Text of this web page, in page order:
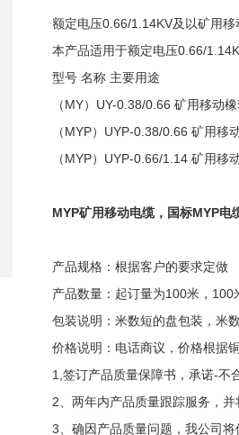
额定电压0.66/1.14KV及以矿用
本产品适用于额定电压0.66/
型号 名称 主要用途
（MY）UY-0.38/0.66 矿用移动
（MYP）UYP-0.38/0.66 矿用
（MYP）UYP-0.66/1.14 矿用
MYP矿用移动电缆，国标MYP电
产品规格：根据客户的要求定做
产品数量：起订量为100米，100
包装说明：米数短的盘包装，米
价格说明：电话商议，价格根据
1,签订产品质量保障书，承诺-不
2、两年内产品质量跟踪服务，
3、确因产品质量问题，我公司